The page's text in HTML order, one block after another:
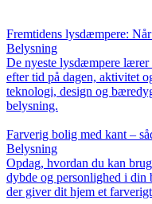
Fremtidens lysdæmpere:
Belysning
De nyeste lysdæmpere lærer
efter tid på dagen, aktivitet
teknologi, design og
belysning.
Farverig bolig med kant –
Belysning
Opdag, hvordan du kan
dybde og personlighed i din
der giver dit hjem et